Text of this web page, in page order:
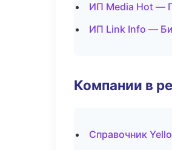
ИП Media Hot —
ИП Link Info —
Компании в
Справочник